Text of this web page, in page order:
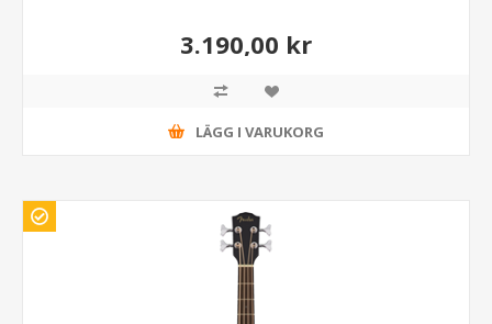
3.190,00 kr
LÄGG I VARUKORG